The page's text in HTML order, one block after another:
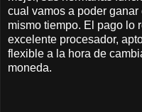
cual vamos a poder ganar
mismo tiempo. El pago lo
excelente procesador,
flexible a la hora de
moneda.